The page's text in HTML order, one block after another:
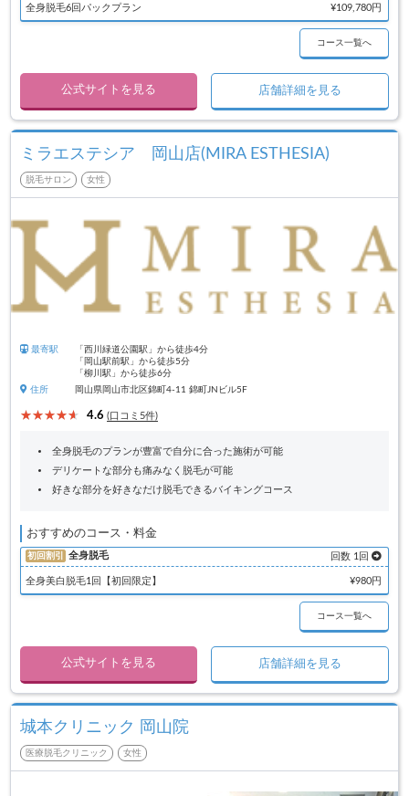
全身脱毛6回パックプラン ¥109,780円
コース一覧へ
公式サイトを見る 店舗詳細を見る
ミラエステシア 岡山店(MIRA ESTHESIA)
脱毛サロン 女性
最寄駅
「西川緑道公園駅」から徒歩4分
「岡山駅前駅」から徒歩5分
「柳川駅」から徒歩6分
住所
岡山県岡山市北区錦町4-11 錦町JNビル5F
4.6 (口コミ5件)
全身脱毛のプランが豊富で自分に合った施術が可能
デリケートな部分も痛みなく脱毛が可能
好きな部分を好きなだけ脱毛できるバイキングコース
おすすめのコース・料金
初回割引 全身脱毛 回数 1回
全身美白脱毛1回【初回限定】 ¥980円
コース一覧へ
公式サイトを見る 店舗詳細を見る
城本クリニック 岡山院
医療脱毛クリニック 女性